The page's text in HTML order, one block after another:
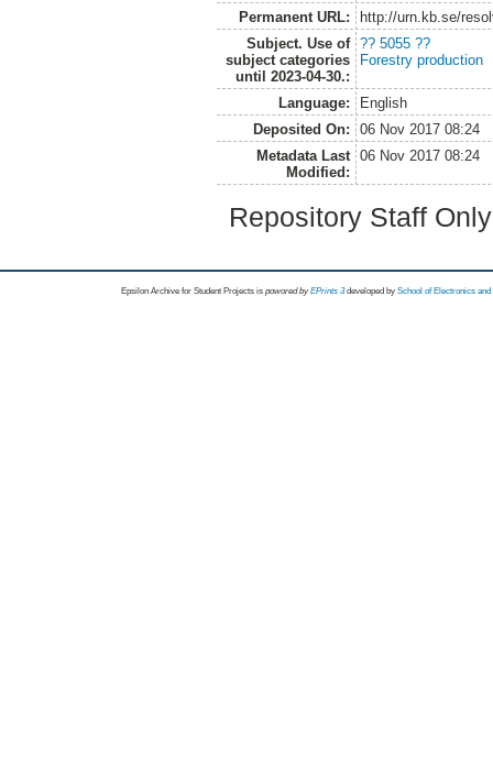
Permanent URL:
http://urn.kb.se/
Subject. Use of
subject categories
until 2023-04-30.:
?? 5055 ??
Forestry production
Language:
English
Deposited On:
06 Nov 2017 08:24
Metadata Last
Modified:
06 Nov 2017 08:24
Repository Staff
Epsilon Archive for Student Projects is powored byEPrints 3 developed by School of Electronics